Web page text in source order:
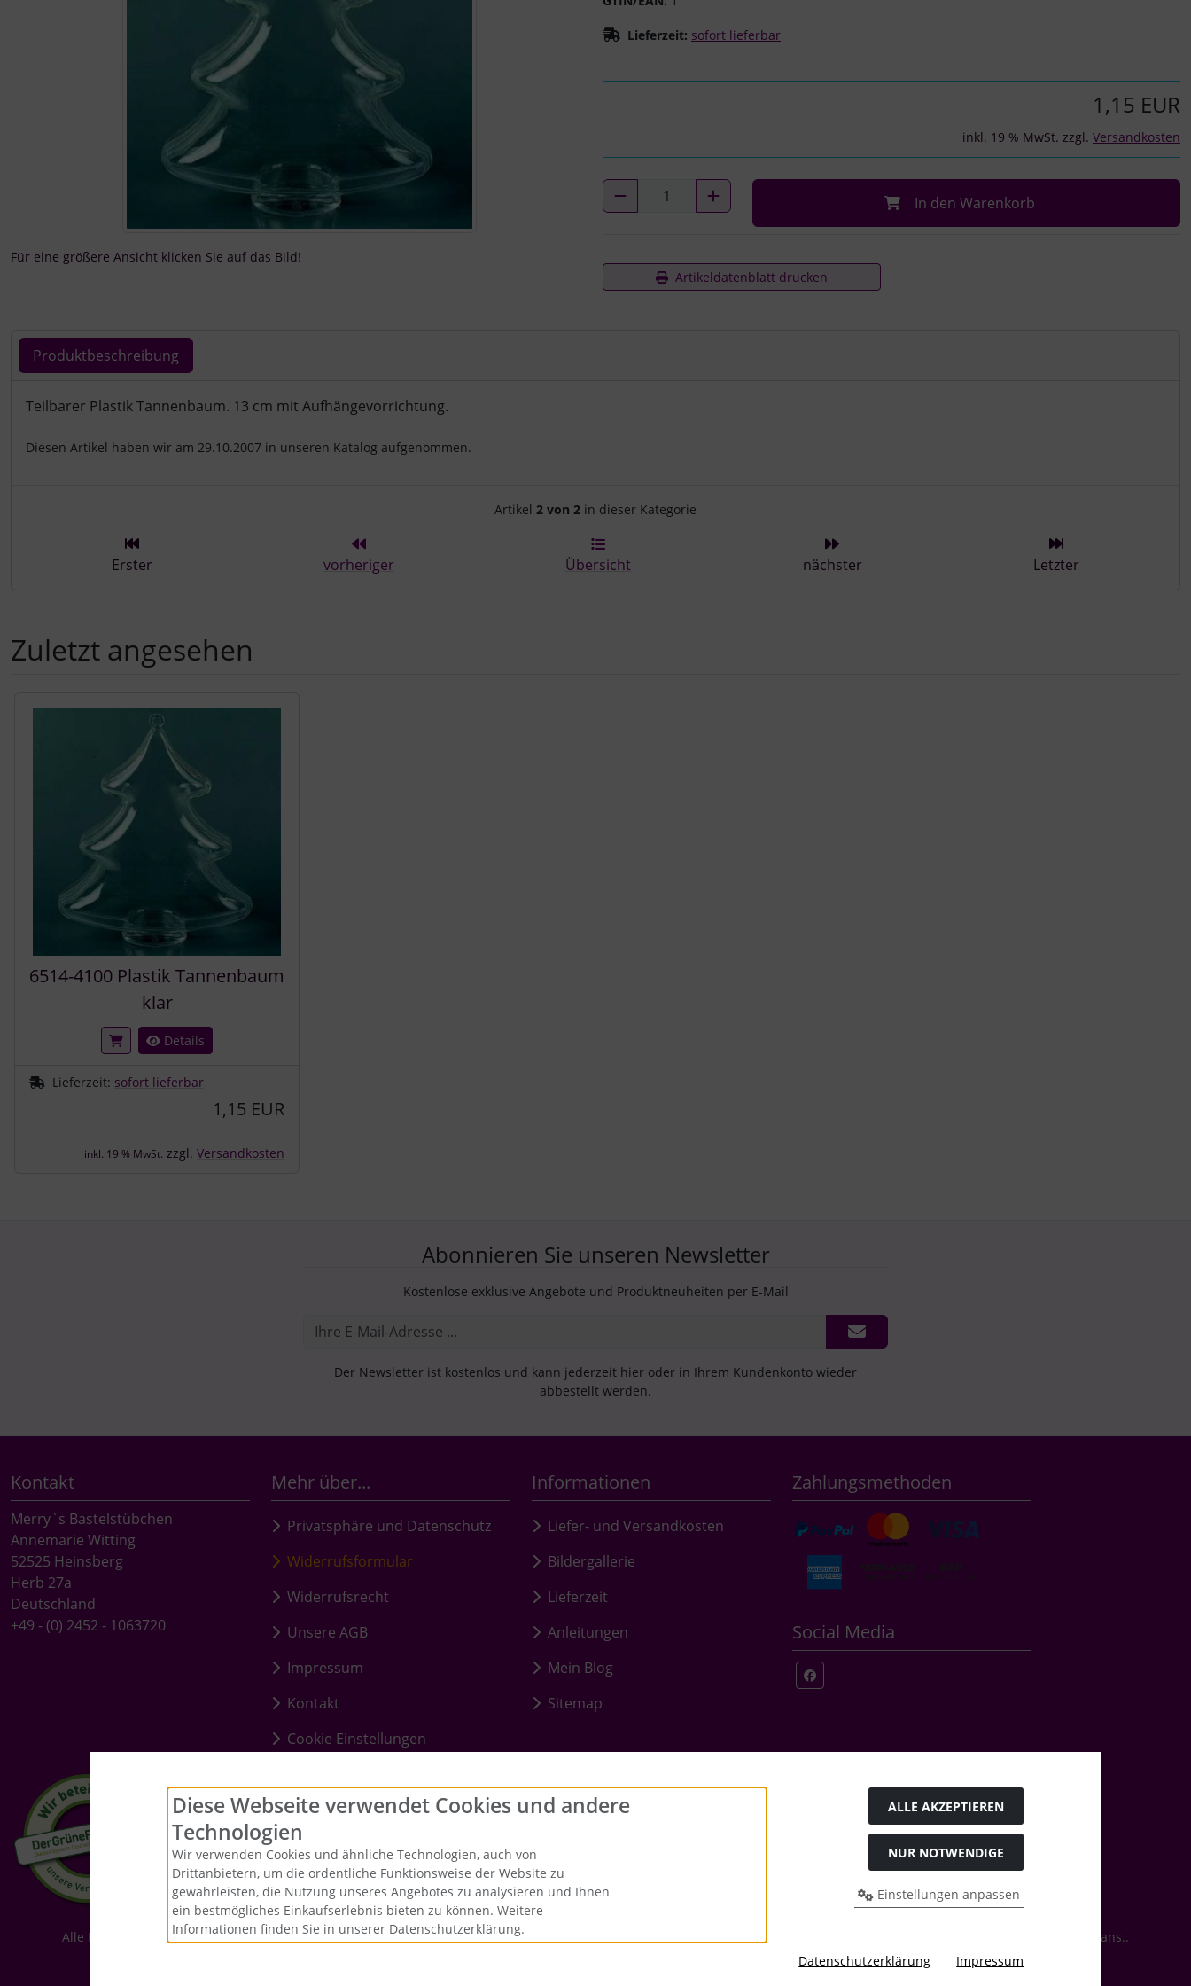
Lieferzeit: sofort lieferbar
Für eine größere Ansicht klicken Sie auf das Bild!
1,15 EUR
inkl. 19 % MwSt. zzgl. Versandkosten
In den Warenkorb
Artikeldatenblatt drucken
Produktbeschreibung
Produktbeschreibung
Teilbarer Plastik Tannenbaum. 13 cm mit Aufhängevorrichtung.
Diesen Artikel haben wir am 29.10.2007 in unseren Katalog aufgenommen.
Artikelnavigation innerhalb dieser Kategorie
Artikel 2 von 2 in dieser Kategorie
Erster vorheriger Übersicht nächster Letzter
Zuletzt angesehen
6514-4100 Plastik Tannenbaum
klar
Details
Lieferzeit: sofort lieferbar
1,15 EUR
inkl. 19 % MwSt. zzgl. Versandkosten
Abonnieren Sie unseren Newsletter
Kostenlose exklusive Angebote und Produktneuheiten per E-Mail
Der Newsletter ist kostenlos und kann jederzeit hier oder in Ihrem Kundenkonto wieder
abbestellt werden.
Kontakt
Merry`s Bastelstübchen
Annemarie Witting
52525 Heinsberg
Herb 27a
Deutschland
+49 - (0) 2452 - 1063720
Mehr über...
Privatsphäre und Datenschutz
Widerrufsformular
Widerrufsrecht
Unsere AGB
Impressum
Kontakt
Cookie Einstellungen
Informationen
Liefer- und Versandkosten
Bildergallerie
Lieferzeit
Anleitungen
Mein Blog
Sitemap
Zahlungsmethoden
Social Media
Alle Preise inkl. gesetzl. MwSt. zzgl.Versandkosten. Die durchgestrichenen Preise entsprechen dem bisherigen Preis bei Merrys Bastelstübchen - Der kreative Shop für Bastelfans..
Merrys Bastelstübchen - Der kreative Shop für Bastelfans. © 2026 | Template © 2026 by Karl
Diese Webseite verwendet Cookies und andere
Technologien
Wir verwenden Cookies und ähnliche Technologien, auch von
Drittanbietern, um die ordentliche Funktionsweise der Website zu
gewährleisten, die Nutzung unseres Angebotes zu analysieren und Ihnen
ein bestmögliches Einkaufserlebnis bieten zu können. Weitere
Informationen finden Sie in unserer Datenschutzerklärung.
ALLE AKZEPTIEREN
NUR NOTWENDIGE
Einstellungen anpassen
Datenschutzerklärung Impressum